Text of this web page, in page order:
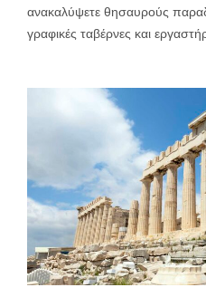
ανακαλύψετε θησαυρούς
γραφικές ταβέρνες και